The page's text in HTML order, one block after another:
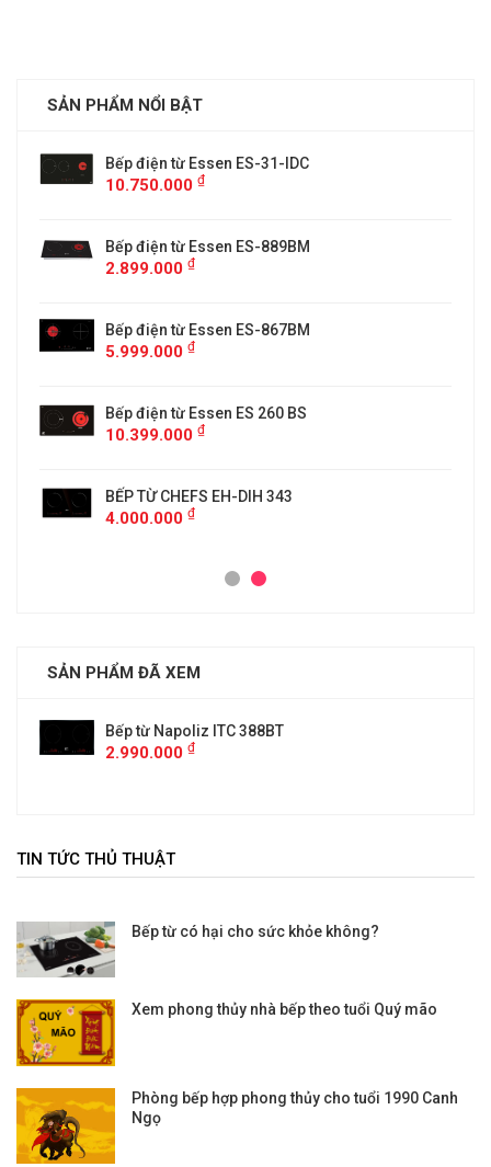
SẢN PHẨM NỔI BẬT
Bếp điện từ Essen ES-31-IDC
10.750.000 ₫
Bếp điện từ Essen ES-889BM
2.899.000 ₫
Bếp điện từ Essen ES-867BM
5.999.000 ₫
Bếp điện từ Essen ES 260 BS
10.399.000 ₫
BẾP TỪ CHEFS EH-DIH 343
4.000.000 ₫
SẢN PHẨM ĐÃ XEM
Bếp từ Napoliz ITC 388BT
2.990.000 ₫
TIN TỨC THỦ THUẬT
Bếp từ có hại cho sức khỏe không?
Xem phong thủy nhà bếp theo tuổi Quý mão
Phòng bếp hợp phong thủy cho tuổi 1990 Canh
Ngọ